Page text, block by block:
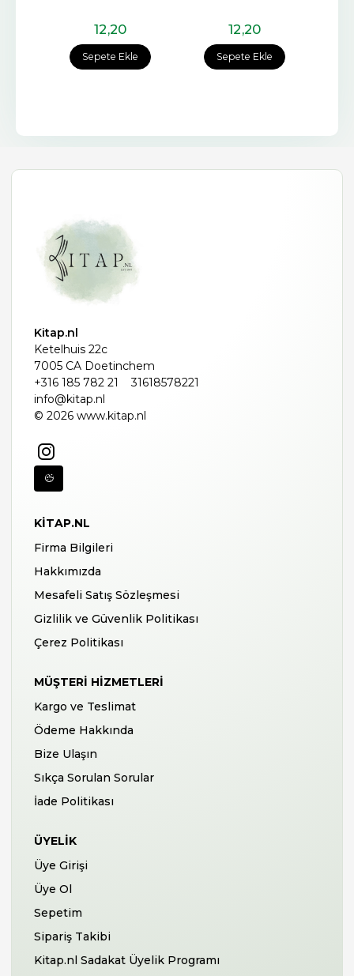
Sepete Ekle
12,20
Sepete Ekle
12,20
Kitap.nl
Ketelhuis 22c
7005 CA Doetinchem
+316 185 782 21
31618578221
info@kitap.nl
© 2026 www.kitap.nl
KITAP.NL
Firma Bilgileri
Hakkımızda
Mesafeli Satış Sözleşmesi
Gizlilik ve Güvenlik Politikası
Çerez Politikası
MÜŞTERI HIZMETLERI
Kargo ve Teslimat
Ödeme Hakkında
Bize Ulaşın
Sıkça Sorulan Sorular
İade Politikası
ÜYELIK
Üye Girişi
Üye Ol
Sepetim
Sipariş Takibi
Kitap.nl Sadakat Üyelik Programı